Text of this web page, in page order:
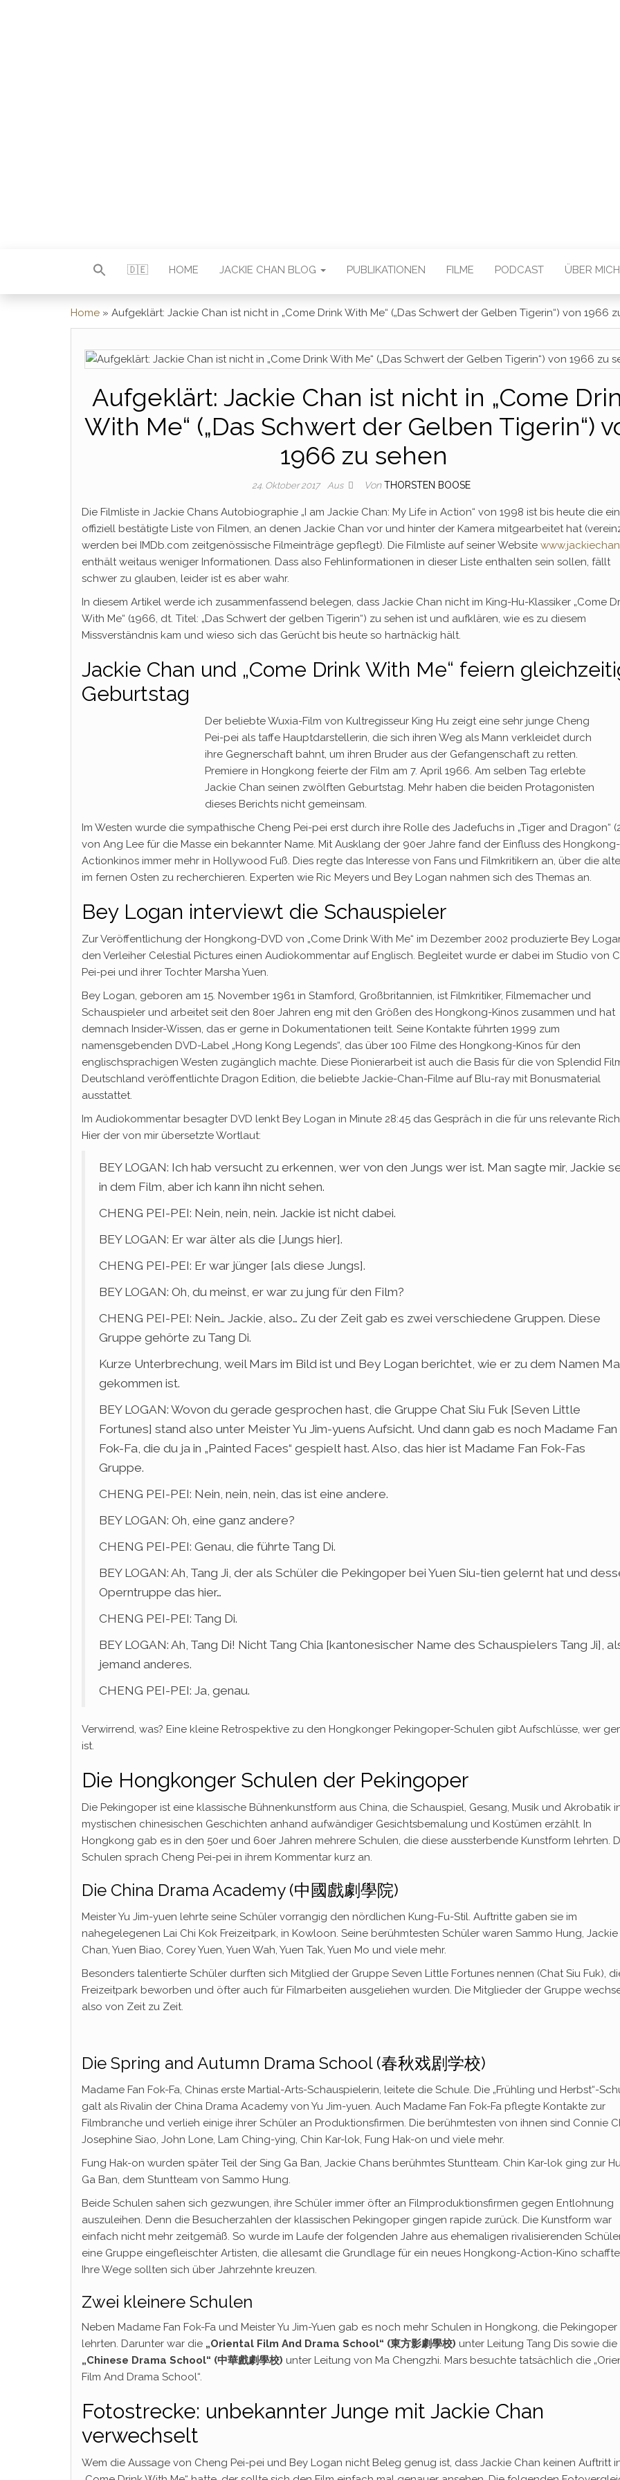
🇩🇪 HOME JACKIE CHAN BLOG PUBLIKATIONEN FILME PODCAST ÜBER MICH
Home » Aufgeklärt: Jackie Chan ist nicht in „Come Drink With Me“ („Das Schwert der Gelben Tigerin“) von 1966
Aufgeklärt: Jackie Chan ist nicht in „Come
With Me“ („Das Schwert der Gelben Tigerin“)
1966 zu sehen
24. Oktober 2017 Aus Von THORSTEN BOOSE
Die Filmliste in Jackie Chans Autobiographie „I am Jackie Chan: My Life in Action“ von 1998 ist bis heute die
offiziell bestätigte Liste von Filmen, an denen Jackie Chan vor und hinter der Kamera mitgearbeitet hat
werden bei IMDb.com zeitgenössische Filmeinträge gepflegt). Die Filmliste auf seiner Website
enthält weitaus weniger Informationen. Dass also Fehlinformationen in dieser Liste enthalten sein sollen, fällt
schwer zu glauben, leider ist es aber wahr.
In diesem Artikel werde ich zusammenfassend belegen, dass Jackie Chan nicht im King-Hu-Klassiker „Come
With Me“ (1966, dt. Titel: „Das Schwert der gelben Tigerin“) zu sehen ist und aufklären, wie es zu diesem
Missverständnis kam und wieso sich das Gerücht bis heute so hartnäckig hält.
Jackie Chan und „Come Drink With Me“ feiern
Geburtstag
Der beliebte Wuxia-Film von Kultregisseur King Hu zeigt eine sehr junge Cheng
Pei-pei als taffe Hauptdarstellerin, die sich ihren Weg als Mann verkleidet durch
ihre Gegnerschaft bahnt, um ihren Bruder aus der Gefangenschaft zu retten.
Premiere in Hongkong feierte der Film am 7. April 1966. Am selben Tag erlebte
Jackie Chan seinen zwölften Geburtstag. Mehr haben die beiden Protagonisten
dieses Berichts nicht gemeinsam.
Im Westen wurde die sympathische Cheng Pei-pei erst durch ihre Rolle des Jadefuchs in „Tiger and Dragon“
von Ang Lee für die Masse ein bekannter Name. Mit Ausklang der 90er Jahre fand der Einfluss des Hongkong-
Actionkinos immer mehr in Hollywood Fuß. Dies regte das Interesse von Fans und Filmkritikern an, über die
im fernen Osten zu recherchieren. Experten wie Ric Meyers und Bey Logan nahmen sich des Themas an.
Bey Logan interviewt die Schauspieler
Zur Veröffentlichung der Hongkong-DVD von „Come Drink With Me“ im Dezember 2002 produzierte Bey
den Verleiher Celestial Pictures einen Audiokommentar auf Englisch. Begleitet wurde er dabei im Studio von
Pei-pei und ihrer Tochter Marsha Yuen.
Bey Logan, geboren am 15. November 1961 in Stamford, Großbritannien, ist Filmkritiker, Filmemacher und
Schauspieler und arbeitet seit den 80er Jahren eng mit den Größen des Hongkong-Kinos zusammen und hat
demnach Insider-Wissen, das er gerne in Dokumentationen teilt. Seine Kontakte führten 1999 zum
namensgebenden DVD-Label „Hong Kong Legends“, das über 100 Filme des Hongkong-Kinos für den
englischsprachigen Westen zugänglich machte. Diese Pionierarbeit ist auch die Basis für die von Splendid
Deutschland veröffentlichte Dragon Edition, die beliebte Jackie-Chan-Filme auf Blu-ray mit Bonusmaterial
ausstattet.
Im Audiokommentar besagter DVD lenkt Bey Logan in Minute 28:45 das Gespräch in die für uns relevante
Hier der von mir übersetzte Wortlaut:
BEY LOGAN: Ich hab versucht zu erkennen, wer von den Jungs wer ist. Man sagte mir, Jackie
in dem Film, aber ich kann ihn nicht sehen.
CHENG PEI-PEI: Nein, nein, nein. Jackie ist nicht dabei.
BEY LOGAN: Er war älter als die [Jungs hier].
CHENG PEI-PEI: Er war jünger [als diese Jungs].
BEY LOGAN: Oh, du meinst, er war zu jung für den Film?
CHENG PEI-PEI: Nein… Jackie, also… Zu der Zeit gab es zwei verschiedene Gruppen. Diese
Gruppe gehörte zu Tang Di.
Kurze Unterbrechung, weil Mars im Bild ist und Bey Logan berichtet, wie er zu dem Namen
gekommen ist.
BEY LOGAN: Wovon du gerade gesprochen hast, die Gruppe Chat Siu Fuk [Seven Little
Fortunes] stand also unter Meister Yu Jim-yuens Aufsicht. Und dann gab es noch Madame Fan
Fok-Fa, die du ja in „Painted Faces“ gespielt hast. Also, das hier ist Madame Fan Fok-Fas
Gruppe.
CHENG PEI-PEI: Nein, nein, nein, das ist eine andere.
BEY LOGAN: Oh, eine ganz andere?
CHENG PEI-PEI: Genau, die führte Tang Di.
BEY LOGAN: Ah, Tang Ji, der als Schüler die Pekingoper bei Yuen Siu-tien gelernt hat und
Operntruppe das hier…
CHENG PEI-PEI: Tang Di.
BEY LOGAN: Ah, Tang Di! Nicht Tang Chia [kantonesischer Name des Schauspielers Tang Ji],
jemand anderes.
CHENG PEI-PEI: Ja, genau.
Verwirrend, was? Eine kleine Retrospektive zu den Hongkonger Pekingoper-Schulen gibt Aufschlüsse, wer
ist.
Die Hongkonger Schulen der Pekingoper
Die Pekingoper ist eine klassische Bühnenkunstform aus China, die Schauspiel, Gesang, Musik und Akrobatik
mystischen chinesischen Geschichten anhand aufwändiger Gesichtsbemalung und Kostümen erzählt. In
Hongkong gab es in den 50er und 60er Jahren mehrere Schulen, die diese aussterbende Kunstform lehrten.
Schulen sprach Cheng Pei-pei in ihrem Kommentar kurz an.
Die China Drama Academy (中國戲劇學院)
Meister Yu Jim-yuen lehrte seine Schüler vorrangig den nördlichen Kung-Fu-Stil. Auftritte gaben sie im
nahegelegenen Lai Chi Kok Freizeitpark, in Kowloon. Seine berühmtesten Schüler waren Sammo Hung, Jackie
Chan, Yuen Biao, Corey Yuen, Yuen Wah, Yuen Tak, Yuen Mo und viele mehr.
Besonders talentierte Schüler durften sich Mitglied der Gruppe Seven Little Fortunes nennen (Chat Siu Fuk),
Freizeitpark beworben und öfter auch für Filmarbeiten ausgeliehen wurden. Die Mitglieder der Gruppe
also von Zeit zu Zeit.
Die Spring and Autumn Drama School (春秋戏剧学校)
Madame Fan Fok-Fa, Chinas erste Martial-Arts-Schauspielerin, leitete die Schule. Die „Frühling und Herbst“-
galt als Rivalin der China Drama Academy von Yu Jim-yuen. Auch Madame Fan Fok-Fa pflegte Kontakte zur
Filmbranche und verlieh einige ihrer Schüler an Produktionsfirmen. Die berühmtesten von ihnen sind Connie
Josephine Siao, John Lone, Lam Ching-ying, Chin Kar-lok, Fung Hak-on und viele mehr.
Fung Hak-on wurden später Teil der Sing Ga Ban, Jackie Chans berühmtes Stuntteam. Chin Kar-lok ging zur
Ga Ban, dem Stuntteam von Sammo Hung.
Beide Schulen sahen sich gezwungen, ihre Schüler immer öfter an Filmproduktionsfirmen gegen Entlohnung
auszuleihen. Denn die Besucherzahlen der klassischen Pekingoper gingen rapide zurück. Die Kunstform war
einfach nicht mehr zeitgemäß. So wurde im Laufe der folgenden Jahre aus ehemaligen rivalisierenden
eine Gruppe eingefleischter Artisten, die allesamt die Grundlage für ein neues Hongkong-Action-Kino
Ihre Wege sollten sich über Jahrzehnte kreuzen.
Zwei kleinere Schulen
Neben Madame Fan Fok-Fa und Meister Yu Jim-Yuen gab es noch mehr Schulen in Hongkong, die Pekingoper
lehrten. Darunter war die „Oriental Film And Drama School“ (東方影劇學校) unter Leitung Tang Dis sowie die
„Chinese Drama School“ (中華戲劇學校) unter Leitung von Ma Chengzhi. Mars besuchte tatsächlich die
Film And Drama School“.
Fotostrecke: unbekannter Junge mit Jackie Chan
verwechselt
Wem die Aussage von Cheng Pei-pei und Bey Logan nicht Beleg genug ist, dass Jackie Chan keinen Auftritt